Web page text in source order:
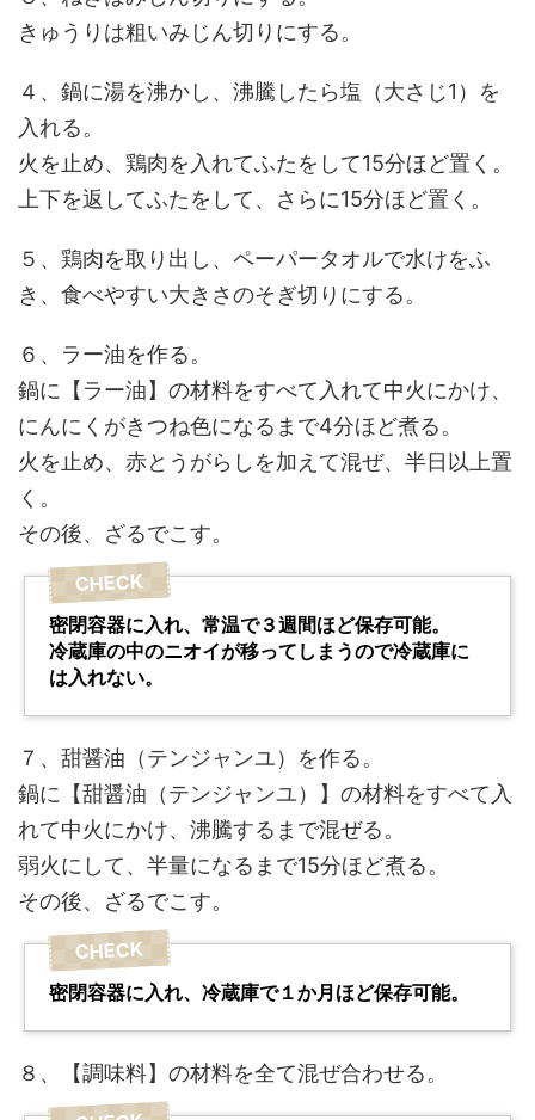
きゅうりは粗いみじん切りにする。
４、鍋に湯を沸かし、沸騰したら塩（大さじ1）を
入れる。
火を止め、鶏肉を入れてふたをして15分ほど置く。
上下を返してふたをして、さらに15分ほど置く。
５、鶏肉を取り出し、ペーパータオルで水けをふ
き、食べやすい大きさのそぎ切りにする。
６、ラー油を作る。
鍋に【ラー油】の材料をすべて入れて中火にかけ、
にんにくがきつね色になるまで4分ほど煮る。
火を止め、赤とうがらしを加えて混ぜ、半日以上置
く。
その後、ざるでこす。
密閉容器に入れ、常温で３週間ほど保存可能。
冷蔵庫の中のニオイが移ってしまうので冷蔵庫に
は入れない。
７、甜醤油（テンジャンユ）を作る。
鍋に【甜醤油（テンジャンユ）】の材料をすべて入
れて中火にかけ、沸騰するまで混ぜる。
弱火にして、半量になるまで15分ほど煮る。
その後、ざるでこす。
密閉容器に入れ、冷蔵庫で１か月ほど保存可能。
８、【調味料】の材料を全て混ぜ合わせる。